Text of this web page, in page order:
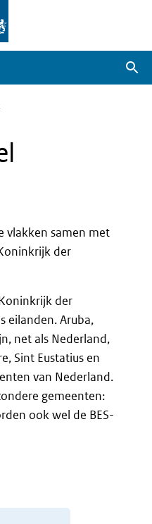
vlakken samen met
der
der
eilanden. Aruba,
net als Nederland,
Sint Eustatius en
van Nederland.
gemeenten:
ook wel de BES-